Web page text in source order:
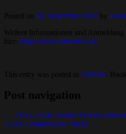
Posted on 18. September 2023 by
Weitere Informationen und Anmeldung
hier: https://www.lkturniere.de
This entry was posted in Termine .
Post navigation
← 29.05.23 LK Turnier Damen,
23.09.23 Italienische Nacht →